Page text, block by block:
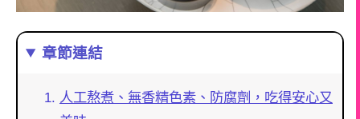
章節連結
人工熬煮、無香精色素、防腐劑，吃得安心又